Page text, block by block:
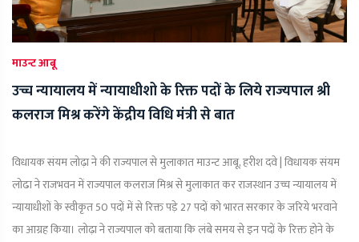
माउन्ट आबू
उच्च न्यायालय में न्यायाधीशो के रिक्त पदों के लिये राज्यपाल श्री
कलराज मिश्र करेंगे केंद्रीय विधि मंत्री से बात
विधायक संयम लोढ़ा ने की राज्यपाल से मुलाकात माउन्ट आबू, हरीश दवे | विधायक संयम
लोढा ने राजभवन में राज्यपाल कलराज मिश्र से मुलाकात कर राजस्थान उच्च न्यायालय में
न्यायाधीशों के स्वीकृत 50 पदों में से रिक्त पड़े 27 पदों को भारत सरकार के जरिये भरवाने
का आग्रह किया। लोढ़ा ने राज्यपाल को बताया कि लंबे समय से इन पदों के रिक्त होने के